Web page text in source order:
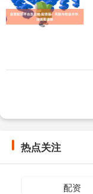
热点关注
配资